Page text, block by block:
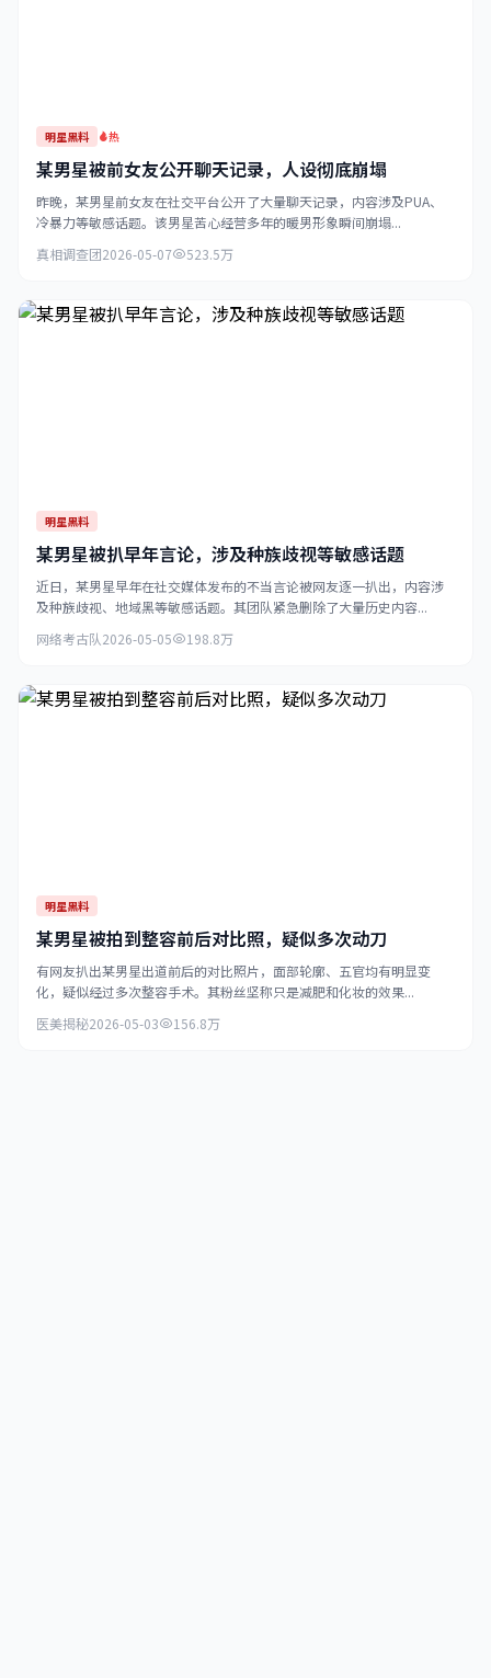
明星黑料 热
某男星被前女友公开聊天记录，人设彻底崩塌
昨晚，某男星前女友在社交平台公开了大量聊天记录，内容涉及PUA、
冷暴力等敏感话题。该男星苦心经营多年的暖男形象瞬间崩塌...
真相调查团2026-05-07 523.5万
明星黑料
某男星被扒早年言论，涉及种族歧视等敏感话题
近日，某男星早年在社交媒体发布的不当言论被网友逐一扒出，内容涉
及种族歧视、地域黑等敏感话题。其团队紧急删除了大量历史内容...
网络考古队2026-05-05 198.8万
明星黑料
某男星被拍到整容前后对比照，疑似多次动刀
有网友扒出某男星出道前后的对比照片，面部轮廓、五官均有明显变
化，疑似经过多次整容手术。其粉丝坚称只是减肥和化妆的效果...
医美揭秘2026-05-03 156.8万